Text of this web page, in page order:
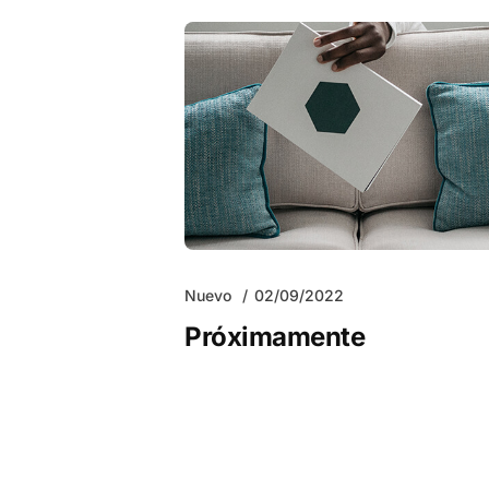
Nuevo 02/09/2022
Próximamente